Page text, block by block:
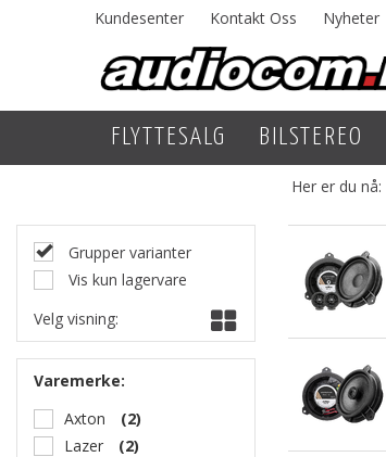
Kundesenter Kontakt Oss Nyheter
FLYTTESALG BILSTEREO
Her er du nå:
Grupper varianter
Vis kun lagervare
Velg visning:
Varemerke:
Axton
(2)
Lazer
(2)